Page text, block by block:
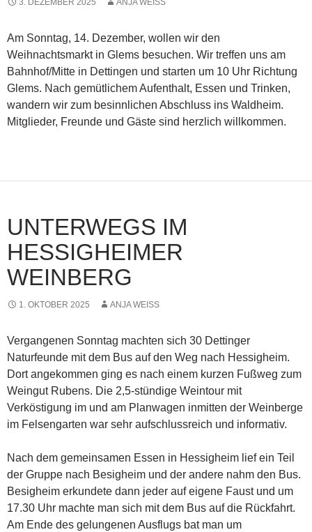
3. DEZEMBER 2025 ANJA WEISS
Am Sonntag, 14. Dezember, wollen wir den
Weihnachtsmarkt in Glems besuchen. Wir treffen uns am
Bahnhof/Mitte in Dettingen und starten um 10 Uhr Richtung
Glems. Nach gemütlichem Aufenthalt, Essen und Trinken,
wandern wir zum besinnlichen Abschluss ins Waldheim.
Mitglieder, Freunde und Gäste sind herzlich willkommen.
UNTERWEGS IM
HESSIGHEIMER
WEINBERG
1. OKTOBER 2025 ANJA WEISS
Vergangenen Sonntag machten sich 30 Dettinger
Naturfeunde mit dem Bus auf den Weg nach Hessigheim.
Dort angekommen ging es nach einem kurzen Fußweg zum
Weingut Rubens. Die 2,5-stündige Weintour mit
Verköstigung im und am Planwagen inmitten der Weinberge
im Felsengarten war sehr aufschlussreich und informativ.
Nach dem gemeinsamen Essen in Hessigheim lief ein Teil
der Gruppe nach Besigheim und der andere nahm den Bus.
Besigheim erkundete dann jeder auf eigene Faust und um
17.30 Uhr machte man sich mit dem Bus auf die Rückfahrt.
Am Ende des gelungenen Ausflugs bat man um